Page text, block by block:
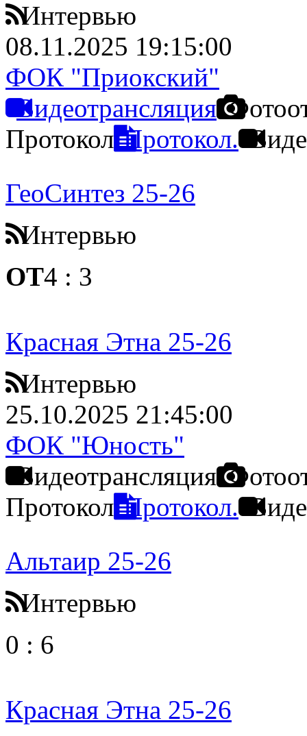
Интервью
08.11.2025 19:15:00
ФОК "Приокский"
Видеотрансляция
Протокол Протокол.
ГеоСинтез 25-26
Интервью
ОТ4 : 3
Красная Этна 25-26
Интервью
25.10.2025 21:45:00
ФОК "Юность"
Видеотрансляция
Протокол Протокол.
Альтаир 25-26
Интервью
0 : 6
Красная Этна 25-26